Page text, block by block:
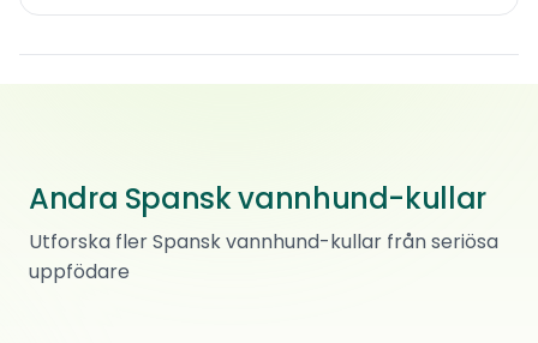
Andra Spansk vannhund-kullar
Utforska fler Spansk vannhund-kullar från seriösa
uppfödare
Summer
Spansk vannhund ·Renrasig